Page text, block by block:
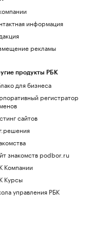
информация
рекламы
продукты РБК
для бизнеса
регистратор
сайтов
знакомств podbor.ru
Компании
Курсы
управления РБК